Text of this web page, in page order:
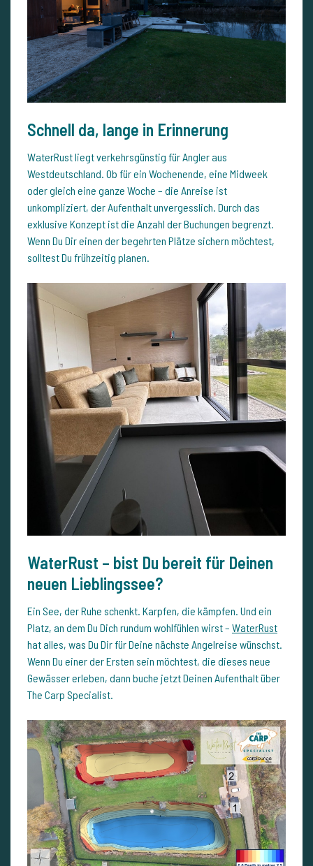
Schnell da, lange in Erinnerung
WaterRust liegt verkehrsgünstig für Angler aus
Westdeutschland. Ob für ein Wochenende, eine Midweek
oder gleich eine ganze Woche – die Anreise ist
unkompliziert, der Aufenthalt unvergesslich. Durch das
exklusive Konzept ist die Anzahl der Buchungen begrenzt.
Wenn Du Dir einen der begehrten Plätze sichern möchtest,
solltest Du frühzeitig planen.
WaterRust – bist Du bereit für Deinen
neuen Lieblingssee?
Ein See, der Ruhe schenkt. Karpfen, die kämpfen. Und ein
Platz, an dem Du Dich rundum wohlfühlen wirst – WaterRust
hat alles, was Du Dir für Deine nächste Angelreise wünschst.
Wenn Du einer der Ersten sein möchtest, die dieses neue
Gewässer erleben, dann buche jetzt Deinen Aufenthalt über
The Carp Specialist.